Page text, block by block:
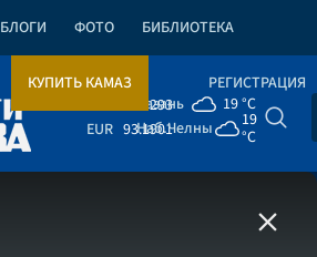
БЛОГИ ФОТО БИБЛИОТЕКА
КУПИТЬ КАМАЗ
РЕГИСТРАЦИЯ
80.9293
EUR 93.1901
Казань
19 °C
Наб.Челны
19
°C